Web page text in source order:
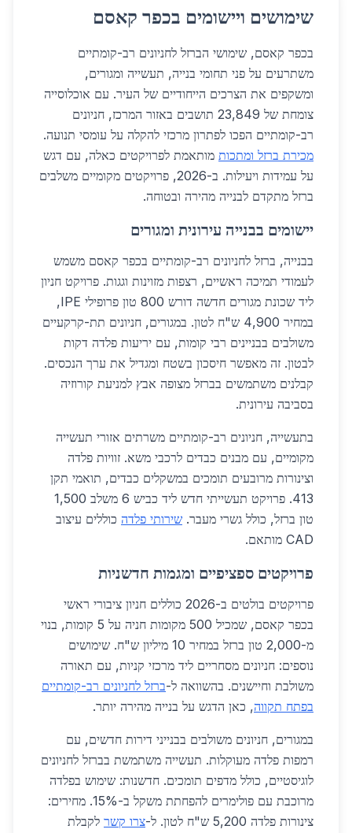
שימושים ויישומים בכפר קאסם
בכפר קאסם, שימושי הברזל לחניונים רב-קומתיים
משתרעים על פני תחומי בנייה, תעשייה ומגורים,
ומשקפים את הצרכים הייחודיים של העיר. עם אוכלוסייה
צומחת של 23,849 תושבים באזור המרכז, חניונים
רב-קומתיים הפכו לפתרון מרכזי להקלה על עומסי תנועה.
מכירת ברזל ומתכות מותאמת לפרויקטים כאלה, עם דגש
על עמידות ויעילות. ב-2026, פרויקטים מקומיים משלבים
ברזל מתקדם לבנייה מהירה ובטוחה.
יישומים בבנייה עירונית ומגורים
בבנייה, ברזל לחניונים רב-קומתיים בכפר קאסם משמש
לעמודי תמיכה ראשיים, רצפות מזוינות וגגות. פרויקט חניון
ליד שכונת מגורים חדשה דורש 800 טון פרופילי IPE,
במחיר 4,900 ש"ח לטון. במגורים, חניונים תת-קרקעיים
משולבים בבניינים רבי קומות, עם יריעות פלדה דקות
לבטון. זה מאפשר חיסכון בשטח ומגדיל את ערך הנכסים.
קבלנים משתמשים בברזל מצופה אבץ למניעת קורוזיה
בסביבה עירונית.
בתעשייה, חניונים רב-קומתיים משרתים אזורי תעשייה
מקומיים, עם מבנים כבדים לרכבי משא. זוויות פלדה
וצינורות מרובעים תומכים במשקלים כבדים, תואמי תקן
413. פרויקט תעשייתי חדש ליד כביש 6 משלב 1,500
טון ברזל, כולל גשרי מעבר. שירותי פלדה כוללים עיצוב
CAD מותאם.
פרויקטים ספציפיים ומגמות חדשניות
פרויקטים בולטים ב-2026 כוללים חניון ציבורי ראשי
בכפר קאסם, שמכיל 500 מקומות חניה על 5 קומות, בנוי
מ-2,000 טון ברזל במחיר 10 מיליון ש"ח. שימושים
נוספים: חניונים מסחריים ליד מרכזי קניות, עם תאורה
משולבת וחיישנים. בהשוואה ל-ברזל לחניונים רב-קומתיים
בפתח תקווה, כאן הדגש על בנייה מהירה יותר.
במגורים, חניונים משולבים בבנייני דירות חדשים, עם
רמפות פלדה מעוקלות. תעשייה משתמשת בברזל לחניונים
לוגיסטיים, כולל מדפים תומכים. חדשנות: שימוש בפלדה
מרוכבת עם פולימרים להפחתת משקל ב-15%. מחירים:
צינורות פלדה 5,200 ש"ח לטון. ל-
צרו קשר לקבלת